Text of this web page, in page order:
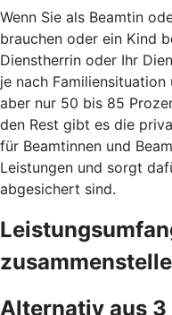
Wenn Sie als Beamtin
brauchen oder ein Kind
Dienstherrin oder Ihr
je nach
aber nur 50 bis 85
den Rest gibt es die
für Beamtinnen und
Leistungen und sorgt
abgesichert sind.
Alternativ aus